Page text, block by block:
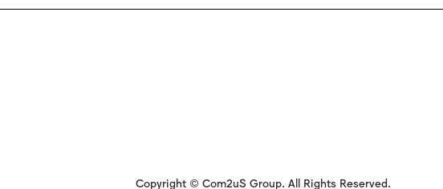
Copyright © Com2uS Group. All Rights Reserved.